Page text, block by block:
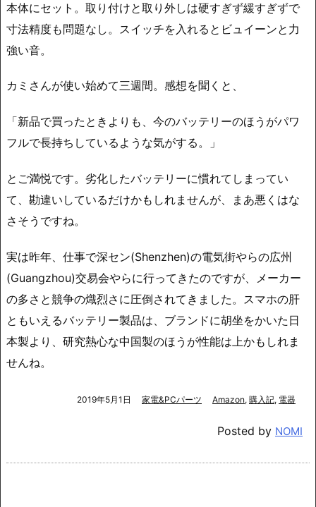
本体にセット。取り付けと取り外しは硬すぎず緩すぎずで
寸法精度も問題なし。スイッチを入れるとビュイーンと力
強い音。
カミさんが使い始めて三週間。感想を聞くと、
「新品で買ったときよりも、今のバッテリーのほうがパワ
フルで長持ちしているような気がする。」
とご満悦です。劣化したバッテリーに慣れてしまってい
て、勘違いしているだけかもしれませんが、まあ悪くはな
さそうですね。
実は昨年、仕事で深セン(Shenzhen)の電気街やらの広州
(Guangzhou)交易会やらに行ってきたのですが、メーカー
の多さと競争の熾烈さに圧倒されてきました。スマホの肝
ともいえるバッテリー製品は、ブランドに胡坐をかいた日
本製より、研究熱心な中国製のほうが性能は上かもしれま
せんね。
2019年5月1日 家電&PCパーツ Amazon, 購入記, 電器
Posted by NOMI